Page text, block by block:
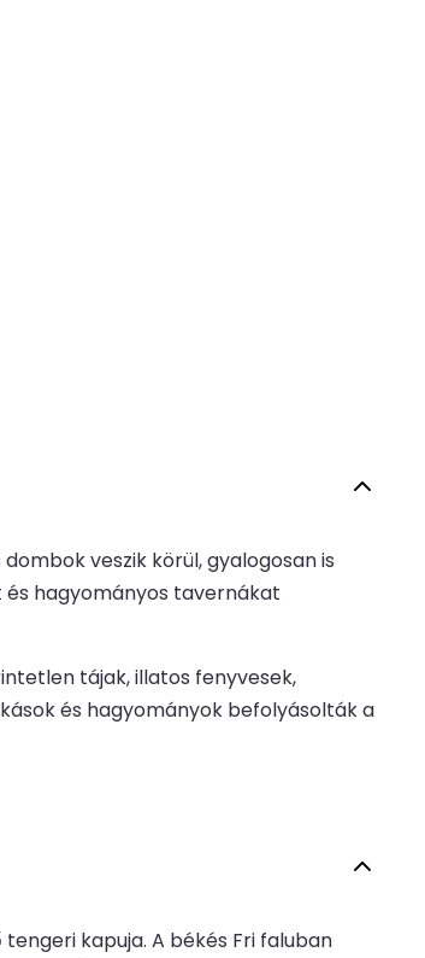
veszik körül, gyalogosan is
hagyományos tavernákat
tájak, illatos fenyvesek,
és hagyományok befolyásolták a
kapuja. A békés Fri faluban